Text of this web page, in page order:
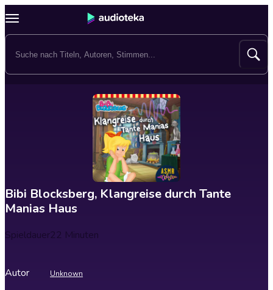
Bibi Blocksberg, Klangreise durch Tante
Manias Haus
Spieldauer22 Minuten
Autor Unknown